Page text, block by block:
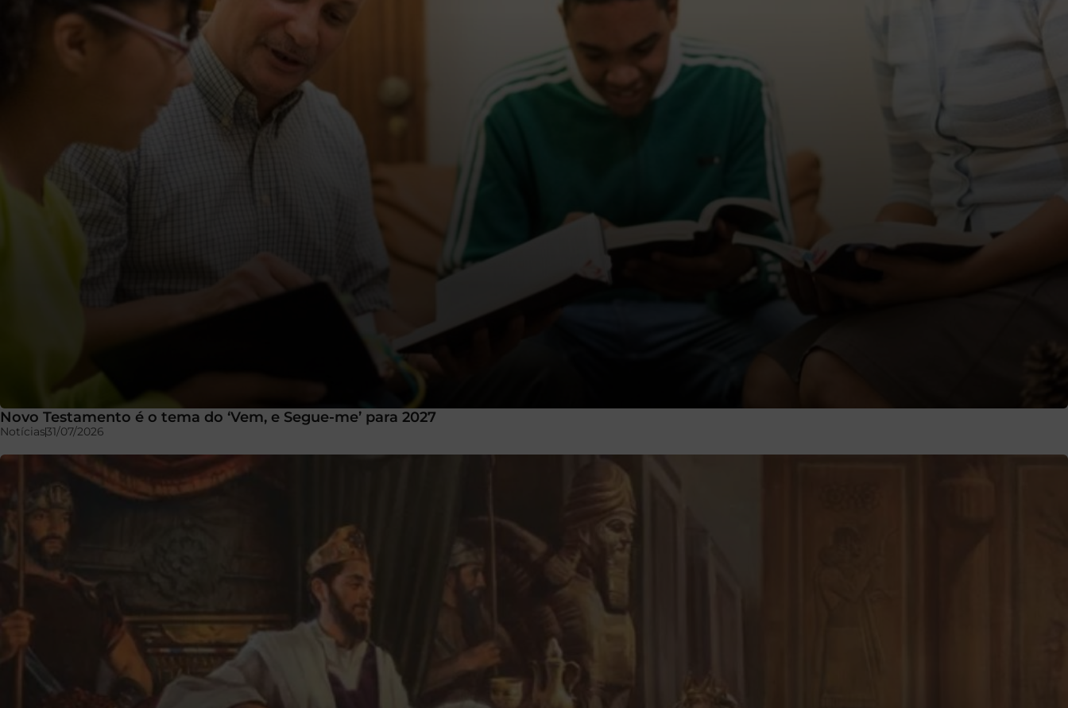
Novo Testamento é o tema do ‘Vem, e Segue-me’ para 2027
Notícias31/07/2026